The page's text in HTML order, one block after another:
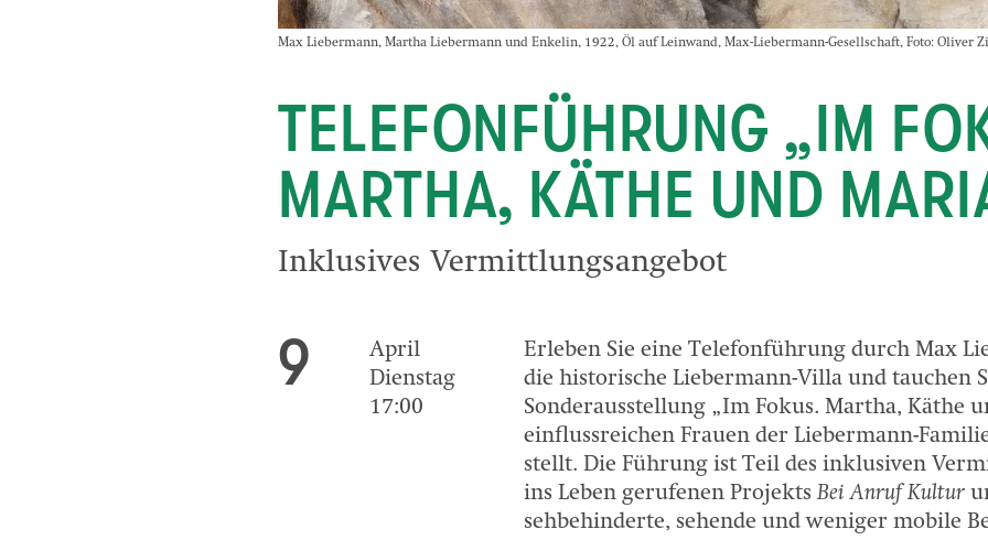
Max Liebermann, Martha Liebermann und Enkelin, 1922, Öl auf Leinwand, Max-Liebermann-Gesellschaft, Foto: Oliver
TELEFONFÜHRUNG „IM
MARTHA, KÄTHE UND
Inklusives Vermittlungsangebot
Erleben Sie eine Telefonführung durch Max
die historische Liebermann-Villa und tauchen
Sonderausstellung „Im Fokus. Martha, Käthe
einflussreichen Frauen der Liebermann-
stellt. Die Führung ist Teil des inklusiven
ins Leben gerufenen ProjektsBei Anruf Kultur
sehbehinderte, sehende und weniger mobile
9
April
Dienstag
17:00